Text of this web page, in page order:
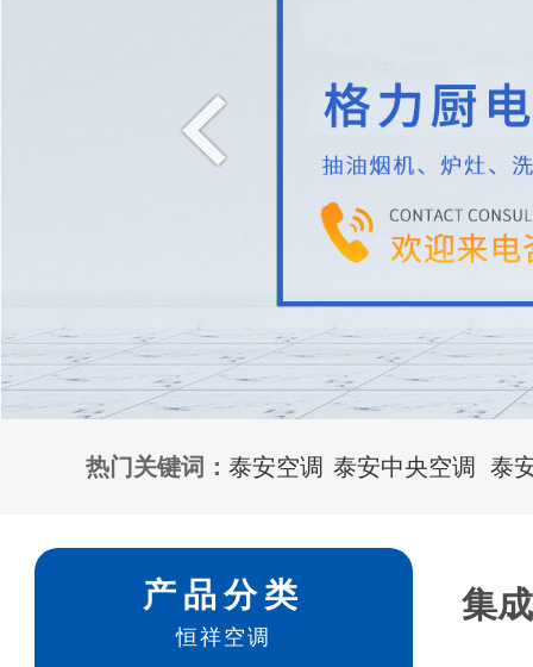
热门关键词： 泰安空调 泰安中央空调 泰
产品分类
恒祥空调
集